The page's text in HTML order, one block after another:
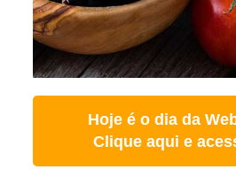
Hoje é o dia da
Clique aqui e